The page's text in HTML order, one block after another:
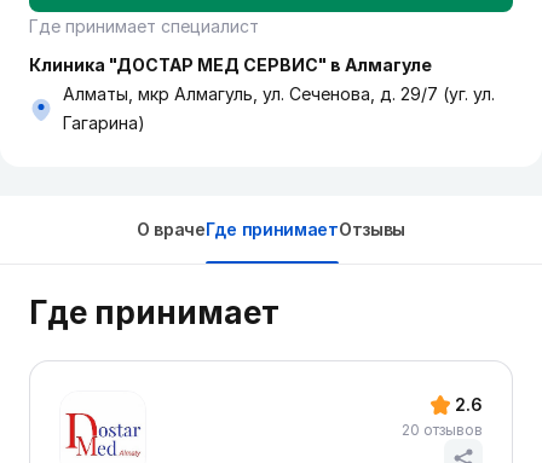
Где принимает специалист
Клиника "ДОСТАР МЕД СЕРВИС" в Алмагуле
Алматы, мкр Алмагуль, ул. Сеченова, д. 29/7 (уг. ул.
Гагарина)
О врачеГде принимаетОтзывы
Где принимает
2.6
20 отзывов